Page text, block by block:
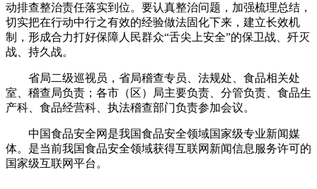
动排查整治责任落实到位。要认真整治问题，加强梳理总结，
切实把在行动中行之有效的经验做法固化下来，建立长效机
制，形成合力打好保障人民群众“舌尖上安全”的保卫战、歼灭
战、持久战。
省局二级巡视员，省局稽查专员、法规处、食品相关处
室、稽查局负责；各市（区）局主要负责、分管负责、食品生
产科、食品经营科、执法稽查部门负责参加会议。
中国食品安全网是我国食品安全领域国家级专业新闻媒
体。是当前我国食品安全领域获得互联网新闻信息服务许可的
国家级互联网平台。